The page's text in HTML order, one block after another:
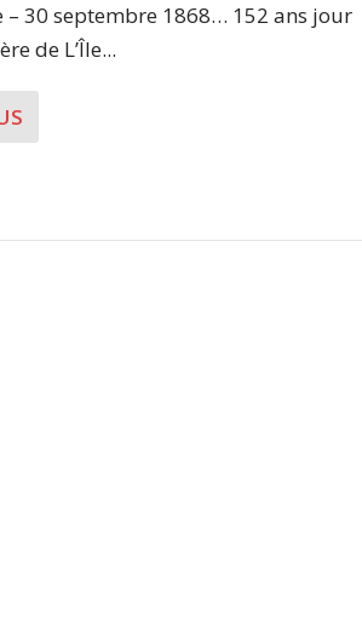
– 30 septembre 1868… 152 ans jour
de L’Île...